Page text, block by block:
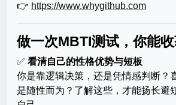
👉 https://www.whygithub.com
做一次MBTI测试，你能收
✅ 看清自己的性格优势与短板
你是靠逻辑决策，还是凭情感判断？
是随性而为？了解这些，才能扬长避